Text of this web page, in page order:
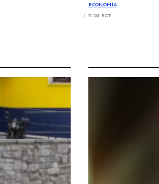
ECONOMÍA
11:02 ECT